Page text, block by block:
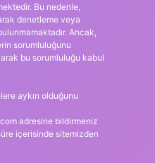
Bu nedenle,
denetleme veya
Ancak,
sorumluluğunu
bu sorumluluğu kabul
aykırı olduğunu
adresine bildirmeniz
içerisinde sitemizden